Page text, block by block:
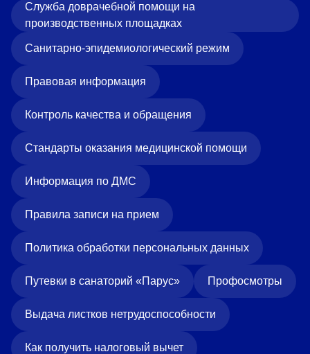
Служба доврачебной помощи на
производственных площадках
Санитарно-эпидемиологический режим
Правовая информация
Контроль качества и обращения
Стандарты оказания медицинской помощи
Информация по ДМС
Правила записи на прием
Политика обработки персональных данных
Путевки в санаторий «Парус» Профосмотры
Выдача листков нетрудоспособности
Как получить налоговый вычет